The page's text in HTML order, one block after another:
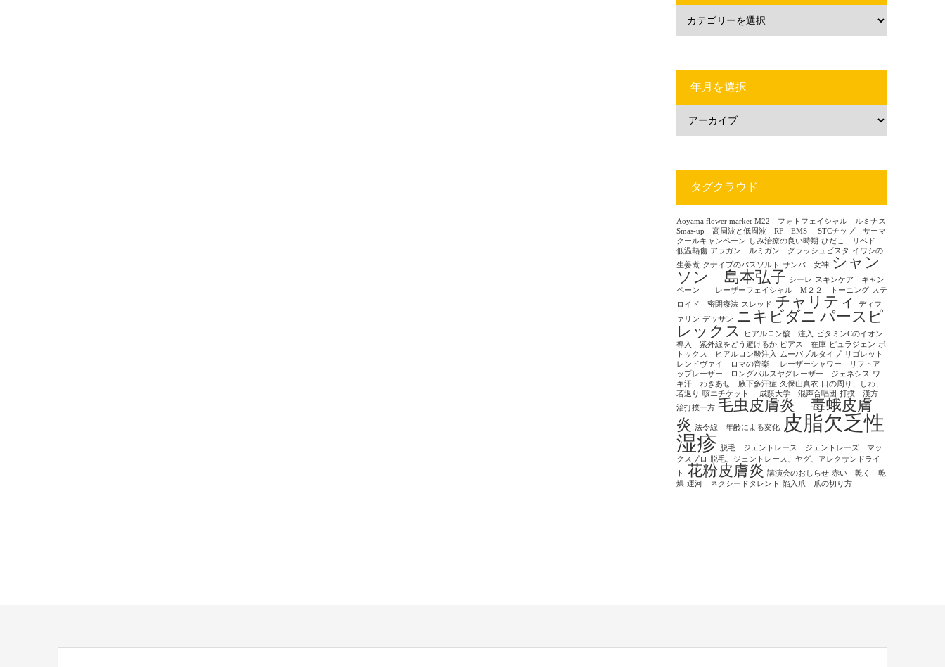
年月を選択
タグクラウド
Aoyama flower market M22 フォトフェイシャル ルミナス
Smas-up 高周波と低周波 RF EMS
STCチップ サーマ
クールキャンペーン
しみ治療の良い時期 ひだこ リベド
低温熱傷 アラガン ルミガン グラッシュビスタ
イワシの
生姜煮 クナイプのバスソルト サンバ 女神 シャン
ソン 島本弘子 シーレ スキンケア キャン
ペーン レーザーフェイシャル M２２ トーニング ステ
ロイド 密閉療法 スレッド チャリティ
ディフ
ァリン デッサン ニキビダニ パースピ
レックス
ヒアルロン酸 注入
ビタミンCのイオン
導入 紫外線をどう避けるか ピアス 在庫 ピュラジェン ボ
トックス ヒアルロン酸注入 ムーバブルタイプ リゴレット
レンドヴァイ ロマの音楽
レーザーシャワー リフトア
ップレーザー ロングパルスヤグレーザー ジェネシス ワ
キ汗 わきあせ 腋下多汗症 久保山真衣 口の周り、しわ、
若返り 咳エチケット 成蹊大学 混声合唱団 打撲 漢方
治打撲一方 毛虫皮膚炎 毒蛾皮膚
炎 法令線 年齢による変化
皮脂欠乏性
湿疹
脱毛 ジェントレース ジェントレーズ マッ
クスプロ
脱毛、ジェントレース、ヤグ、アレクサンドライ
ト 花粉皮膚炎 講演会のおしらせ 赤い 乾く 乾
燥 運河 ネクシードタレント 陥入爪 爪の切り方